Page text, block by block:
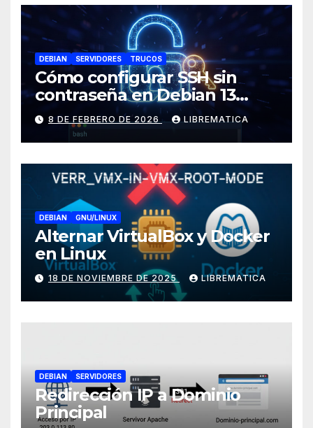
DEBIAN SERVIDORES TRUCOS
Cómo configurar SSH sin
contraseña en Debian 13
(Trixie)
8 DE FEBRERO DE 2026 LIBREMATICA
DEBIAN GNU/LINUX
Alternar VirtualBox y Docker
en Linux
18 DE NOVIEMBRE DE 2025 LIBREMATICA
DEBIAN SERVIDORES
Redirección IP a Dominio
Principal